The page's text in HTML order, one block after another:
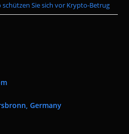
Sie sich vor Krypto-Betrug
Germany